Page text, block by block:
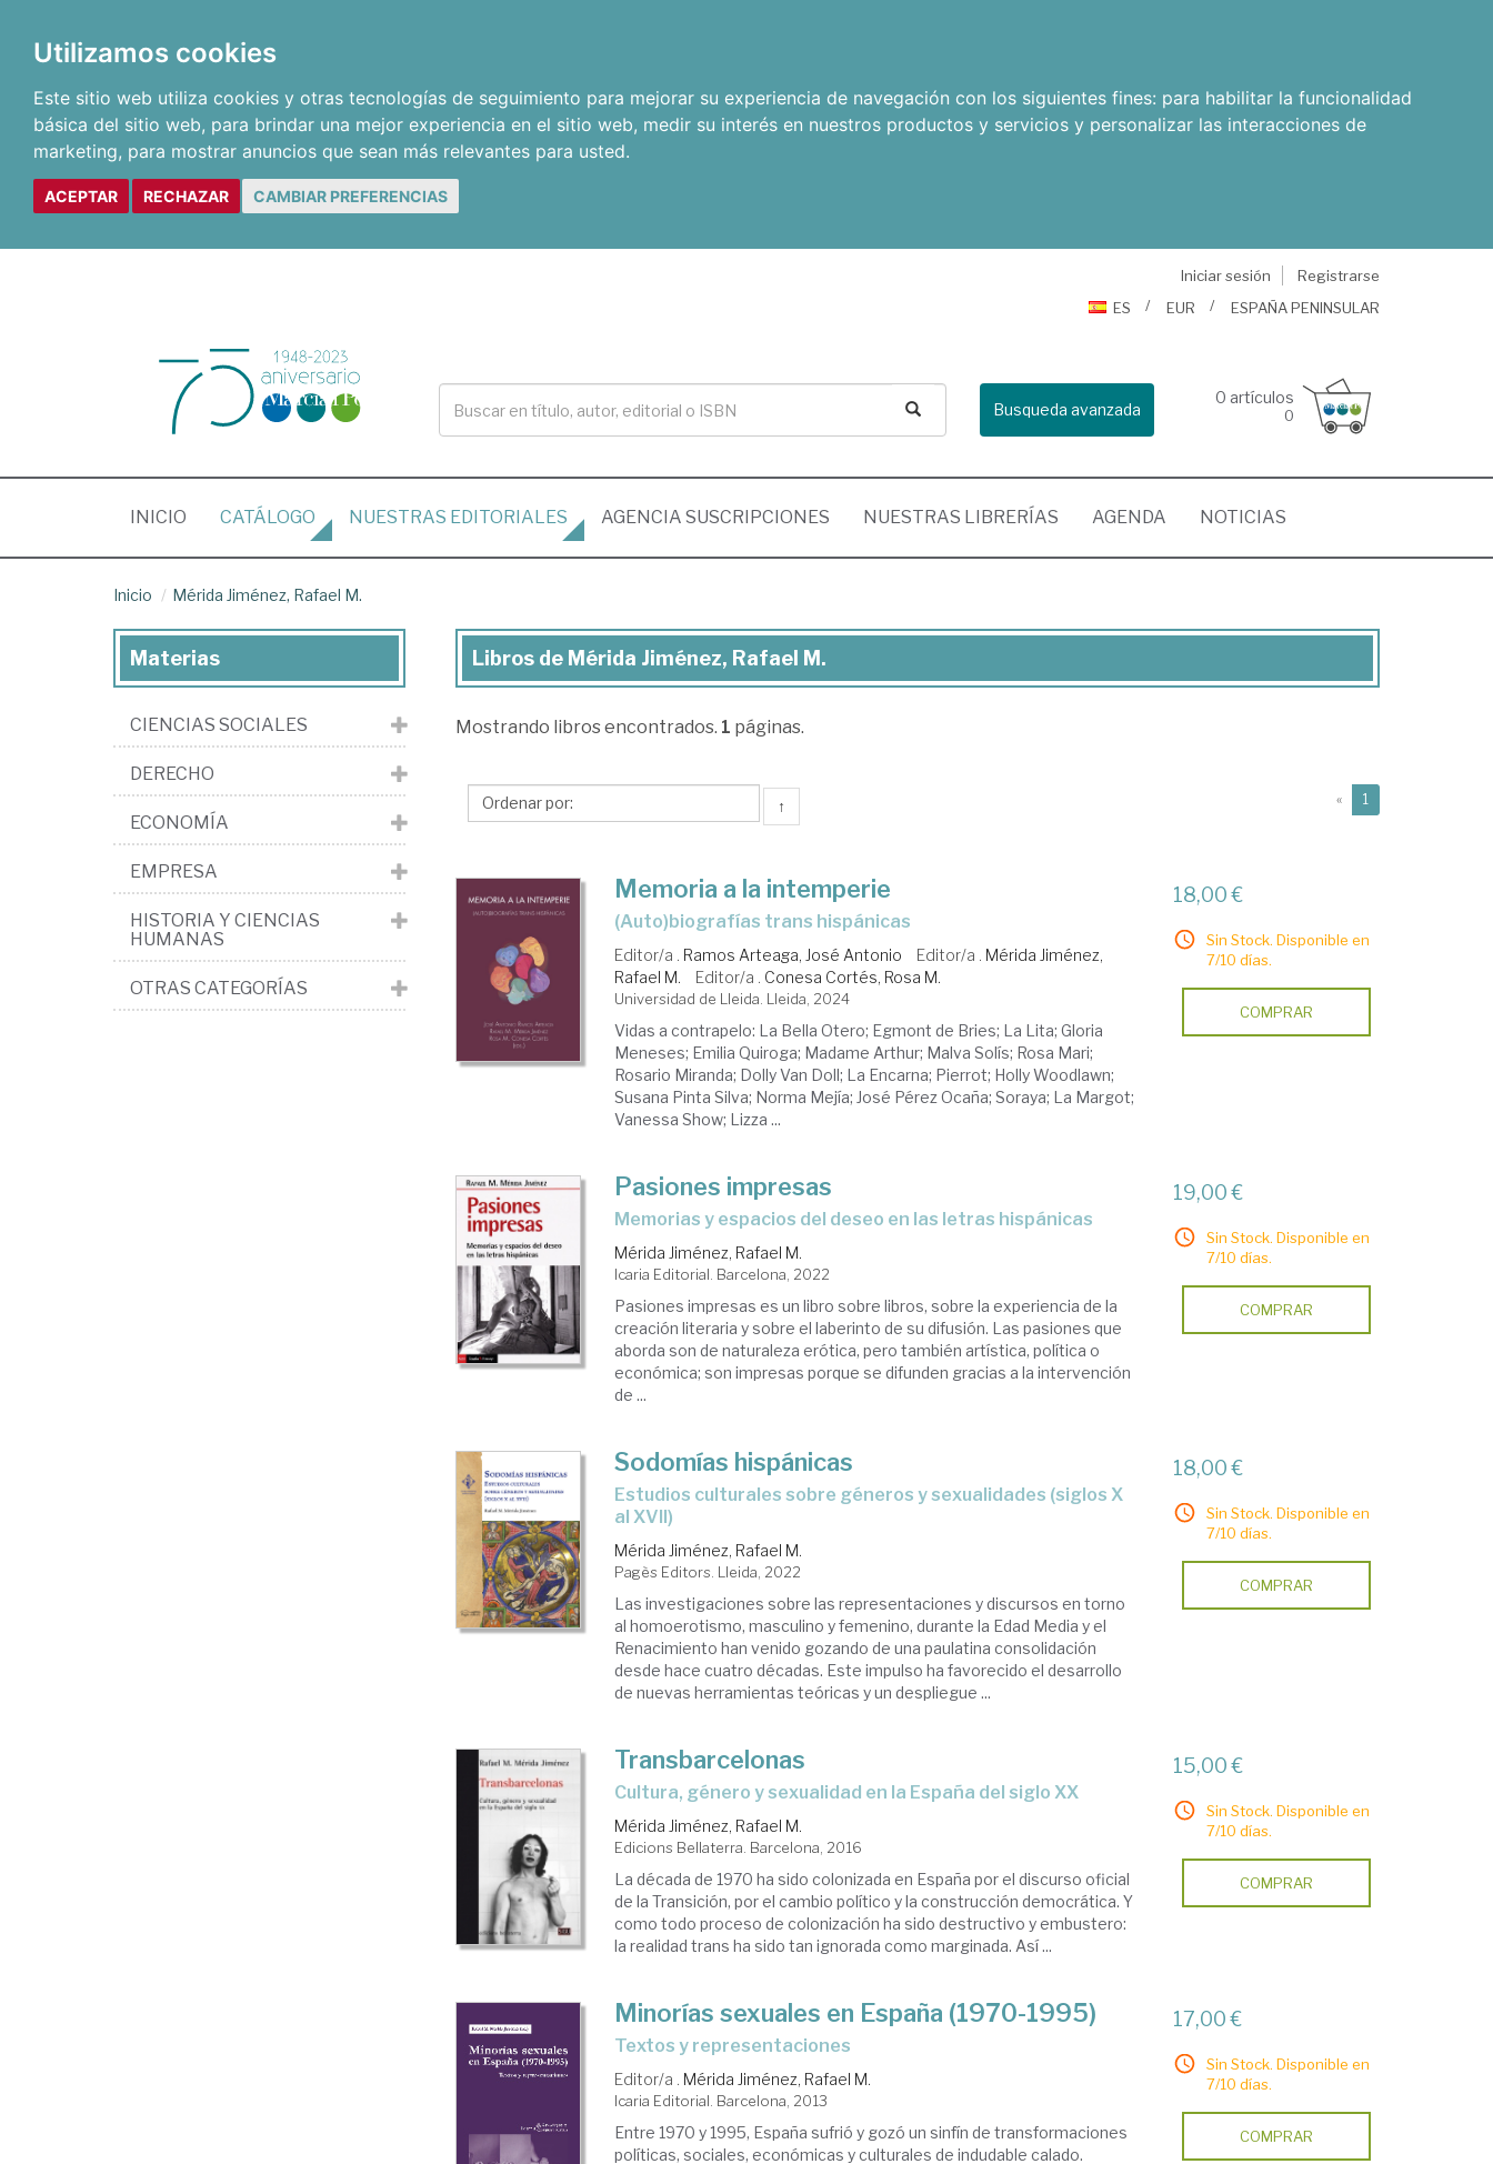
Utilizamos cookies
Este sitio web utiliza cookies y otras tecnologías de seguimiento para mejorar su experiencia de navegación con los siguientes fines: para habilitar la funcionalidad
básica del sitio web, para brindar una mejor experiencia en el sitio web, medir su interés en nuestros productos y servicios y personalizar las interacciones de
marketing, para mostrar anuncios que sean más relevantes para usted.
ACEPTAR RECHAZAR CAMBIAR PREFERENCIAS
Iniciar sesión
Registrarse
ES
EUR ESPAÑA PENINSULAR
Busqueda avanzada
0 artículos
0
INICIO (CURRENT)
CATÁLOGO NUESTRAS EDITORIALES AGENCIA SUSCRIPCIONES NUESTRAS LIBRERÍAS AGENDA NOTICIAS
Inicio Mérida Jiménez, Rafael M.
Libros
Mérida
Rafael
Libros de Mérida Jiménez, Rafael M.
Mostrando libros encontrados. 1 páginas.
↑ « 1
Memoria a la intemperie
(Auto)biografías trans hispánicas
Editor/a . Ramos Arteaga, José Antonio Editor/a . Mérida Jiménez,
Rafael M.
Editor/a . Conesa Cortés, Rosa M.
Universidad de Lleida. Lleida, 2024
Vidas a contrapelo: La Bella Otero; Egmont de Bries; La Lita; Gloria
Meneses; Emilia Quiroga; Madame Arthur; Malva Solís; Rosa Mari;
Rosario Miranda; Dolly Van Doll; La Encarna; Pierrot; Holly Woodlawn;
Susana Pinta Silva; Norma Mejía; José Pérez Ocaña; Soraya; La Margot;
Vanessa Show; Lizza ...
18,00 €
Sin Stock. Disponible en
7/10 días.
COMPRAR
Pasiones impresas
memorias y espacios del deseo en las letras hispánicas
Mérida Jiménez, Rafael M.
Icaria Editorial. Barcelona, 2022
Pasiones impresas es un libro sobre libros, sobre la experiencia de la
creación literaria y sobre el laberinto de su difusión. Las pasiones que
aborda son de naturaleza erótica, pero también artística, política o
económica; son impresas porque se difunden gracias a la intervención
de ...
19,00 €
Sin Stock. Disponible en
7/10 días.
COMPRAR
Sodomías hispánicas
estudios culturales sobre géneros y sexualidades (siglos X
al XVII)
Mérida Jiménez, Rafael M.
Pagès Editors. Lleida, 2022
Las investigaciones sobre las representaciones y discursos en torno
al homoerotismo, masculino y femenino, durante la Edad Media y el
Renacimiento han venido gozando de una paulatina consolidación
desde hace cuatro décadas. Este impulso ha favorecido el desarrollo
de nuevas herramientas teóricas y un despliegue ...
18,00 €
Sin Stock. Disponible en
7/10 días.
COMPRAR
Transbarcelonas
cultura, género y sexualidad en la España del siglo XX
Mérida Jiménez, Rafael M.
Edicions Bellaterra. Barcelona, 2016
La década de 1970 ha sido colonizada en España por el discurso oficial
de la Transición, por el cambio político y la construcción democrática. Y
como todo proceso de colonización ha sido destructivo y embustero:
la realidad trans ha sido tan ignorada como marginada. Así ...
15,00 €
Sin Stock. Disponible en
7/10 días.
COMPRAR
Minorías sexuales en España (1970-1995)
textos y representaciones
Editor/a . Mérida Jiménez, Rafael M.
Icaria Editorial. Barcelona, 2013
Entre 1970 y 1995, España sufrió y gozó un sinfín de transformaciones
políticas, sociales, económicas y culturales de indudable calado.
17,00 €
Sin Stock. Disponible en
7/10 días.
COMPRAR
Materias
CIENCIAS SOCIALES
DERECHO
ECONOMÍA
EMPRESA
HISTORIA Y CIENCIAS
HUMANAS
OTRAS CATEGORÍAS